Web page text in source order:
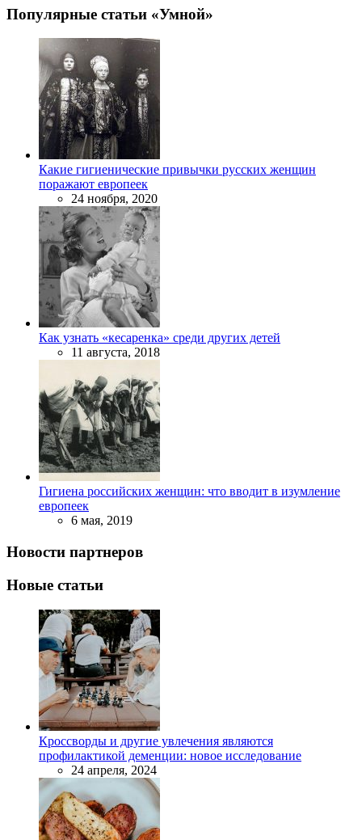
Популярные статьи «Умной»
Какие гигиенические привычки русских женщин
поражают европеек
24 ноября, 2020
Как узнать «кесаренка» среди других детей
11 августа, 2018
Гигиена российских женщин: что вводит в изумление
европеек
6 мая, 2019
Новости партнеров
Новые статьи
Кроссворды и другие увлечения являются
профилактикой деменции: новое исследование
24 апреля, 2024